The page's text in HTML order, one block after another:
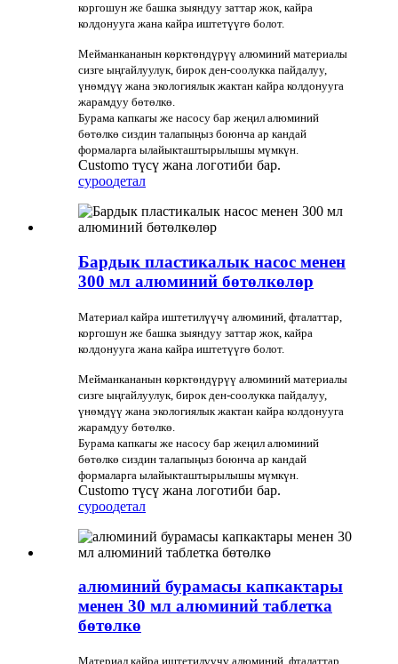
коргошун же башка зыяндуу заттар жок, кайра
колдонууга жана кайра иштетүүгө болот.
Мейманкананын көрктөндүрүү алюминий материалы
сизге ыңгайлуулук, бирок ден-соолукка пайдалуу,
үнөмдүү жана экологиялык жактан кайра колдонууга
жарамдуу бөтөлкө.
Бурама капкагы же насосу бар жеңил алюминий
бөтөлкө сиздин талапыңыз боюнча ар кандай
формаларга ылайыкташтырылышы мүмкүн.
Customo түсү жана логотиби бар.
суроодетал
Бардык пластикалык насос менен
300 мл алюминий бөтөлкөлөр
Материал кайра иштетилүүчү алюминий, фталаттар,
коргошун же башка зыяндуу заттар жок, кайра
колдонууга жана кайра иштетүүгө болот.
Мейманкананын көрктөндүрүү алюминий материалы
сизге ыңгайлуулук, бирок ден-соолукка пайдалуу,
үнөмдүү жана экологиялык жактан кайра колдонууга
жарамдуу бөтөлкө.
Бурама капкагы же насосу бар жеңил алюминий
бөтөлкө сиздин талапыңыз боюнча ар кандай
формаларга ылайыкташтырылышы мүмкүн.
Customo түсү жана логотиби бар.
суроодетал
алюминий бурамасы капкактары
менен 30 мл алюминий таблетка
бөтөлкө
Материал кайра иштетилүүчү алюминий, фталаттар,